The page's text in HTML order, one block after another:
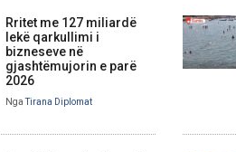
Rritet me 127 miliardë
lekë qarkullimi i
bizneseve në
gjashtëmujorin e parë
2026
Nga Tirana Diplomat